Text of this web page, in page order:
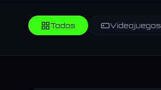
Todos Videojuegos